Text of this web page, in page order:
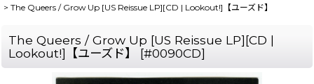
> The Queers / Grow Up [US Reissue LP][CD | Lookout!]【ユーズド】
The Queers / Grow Up [US Reissue LP][CD |
Lookout!]【ユーズド】
[#0090CD]